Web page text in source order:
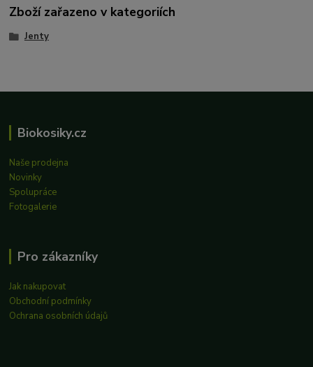
Zboží zařazeno v kategoriích
Jenty
Biokosiky.cz
Naše prodejna
Novinky
Spolupráce
Fotogalerie
Pro zákazníky
Jak nakupovat
Obchodní podmínky
Ochrana osobních údajů